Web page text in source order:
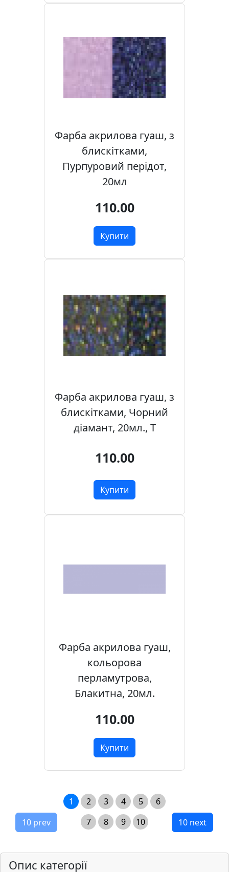
10 prev
Фарба акрилова гуаш, з
блискітками,
Пурпуровий перідот,
20мл
110.00
Купити
Фарба акрилова гуаш, з
блискітками, Чорний
діамант, 20мл., T
110.00
Купити
Фарба акрилова гуаш,
кольорова
перламутрова,
Блакитна, 20мл.
110.00
Купити
1 2 3 4 5
6
7
8 9 10 10 next
Опис категорії